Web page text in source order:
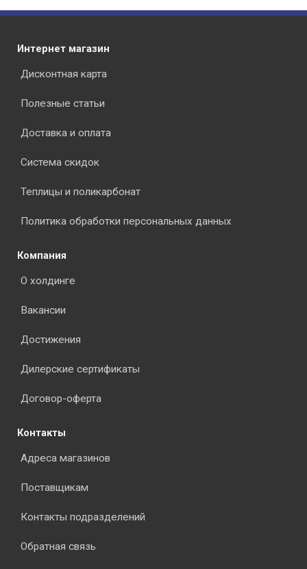
Интернет магазин
Дисконтная карта
Полезные статьи
Доставка и оплата
Система скидок
Теплицы и поликарбонат
Политика обработки персональных данных
Компания
О холдинге
Вакансии
Достижения
Дилерские сертификаты
Договор-оферта
Контакты
Адреса магазинов
Поставщикам
Контакты подразделений
Обратная связь